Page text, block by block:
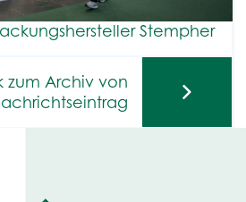
den
Stempher
zum Archiv von